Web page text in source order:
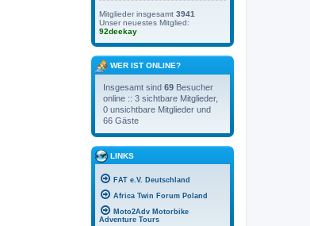
Mitglieder insgesamt 3941
Unser neuestes Mitglied:
92deekay
WER IST ONLINE?
Insgesamt sind 69 Besucher
online :: 3 sichtbare Mitglieder,
0 unsichtbare Mitglieder und
66 Gäste
LINKS
FAT e.V. Deutschland
Africa Twin Forum Poland
Moto2Adv Motorbike
Adventure Tours